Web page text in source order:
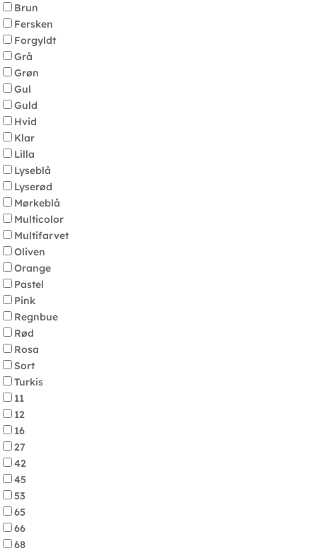
Brun
Fersken
Forgyldt
Grå
Grøn
Gul
Guld
Hvid
Klar
Lilla
Lyseblå
Lyserød
Mørkeblå
Multicolor
Multifarvet
Oliven
Orange
Pastel
Pink
Regnbue
Rød
Rosa
Sort
Turkis
11
12
16
27
42
45
53
65
66
68